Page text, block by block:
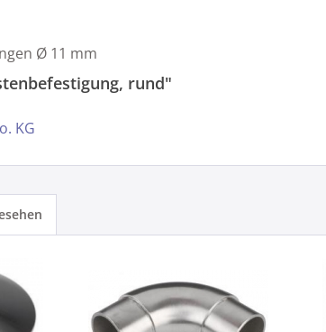
Ø 11 mm
rund"
KG